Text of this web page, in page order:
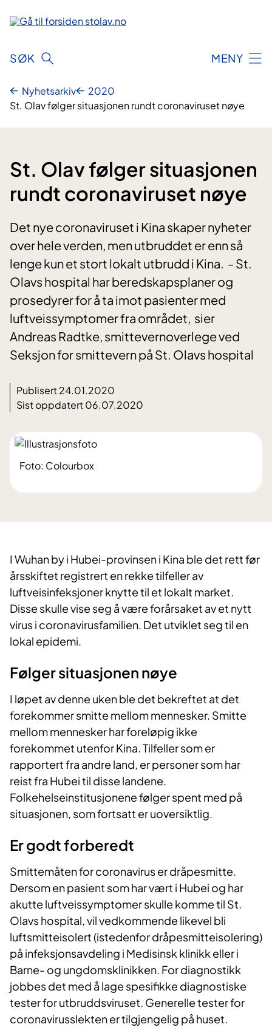
innhold
SØK MENY
Nyhetsarkiv
2020
St. Olav følger situasjonen rundt coronaviruset nøye
St. Olav følger situasjonen
rundt coronaviruset nøye
Det nye coronaviruset i Kina skaper nyheter
over hele verden, men utbruddet er enn så
lenge kun et stort lokalt utbrudd i Kina. - St.
Olavs hospital har beredskapsplaner og
prosedyrer for å ta imot pasienter med
luftveissymptomer fra området, sier
Andreas Radtke, smittevernoverlege ved
Seksjon for smittevern på St. Olavs hospital
Publisert 24.01.2020
Sist oppdatert 06.07.2020
Foto: Colourbox
I Wuhan by i Hubei-provinsen i Kina ble det rett før
årsskiftet registrert en rekke tilfeller av
luftveisinfeksjoner knytte til et lokalt market.
Disse skulle vise seg å være forårsaket av et nytt
virus i coronavirusfamilien. Det utviklet seg til en
lokal epidemi.
Følger situasjonen nøye
I løpet av denne uken ble det bekreftet at det
forekommer smitte mellom mennesker. Smitte
mellom mennesker har foreløpig ikke
forekommet utenfor Kina. Tilfeller som er
rapportert fra andre land, er personer som har
reist fra Hubei til disse landene.
Folkehelseinstitusjonene følger spent med på
situasjonen, som fortsatt er uoversiktlig.
Er godt forberedt
Smittemåten for coronavirus er dråpesmitte.
Dersom en pasient som har vært i Hubei og har
akutte luftveissymptomer skulle komme til St.
Olavs hospital, vil vedkommende likevel bli
luftsmitteisolert (istedenfor dråpesmitteisolering)
på infeksjonsavdeling i Medisinsk klinikk eller i
Barne- og ungdomsklinikken. For diagnostikk
jobbes det med å lage spesifikke diagnostiske
tester for utbruddsviruset. Generelle tester for
coronavirusslekten er tilgjengelig på huset.